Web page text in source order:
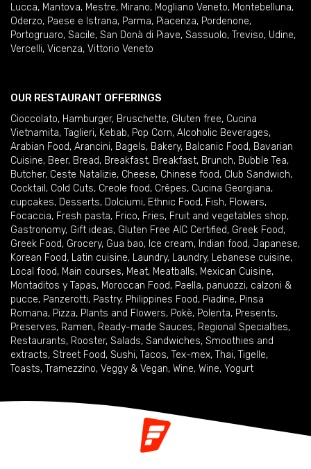
Lucca, Mantova, Mestre, Mirano, Mogliano Veneto, Montebelluna,
Oderzo, Paese e Istrana, Parma, Piacenza, Pordenone,
Portogruaro, Sacile, San Donà di Piave, Sassuolo, Treviso, Udine,
Vercelli, Vicenza, Vittorio Veneto
OUR RESTAURANT OFFERINGS
Cioccolato, Hamburger, Bruschette, Gluten free, Cucina
Vietnamita, Taglieri, Kebab, Pop Corn, Alcoholic Beverages,
Arabian Food, Arancini, Bagels, Bakery, Balcanic Food, Bavarian
Cuisine, Beer, Bread, Breakfast, Breakfast, Brunch, Bubble Tea,
Butcher, Ceste Natalizie, Cheese, Chinese food, Club Sandwich,
Cocktail , Cold Cuts, Creole food, Crêpes, Cucina Georgiana,
cupcakes, Desserts, Dolciumi, Ethnic Food, Fish, Flowers,
Focaccia, Fresh pasta, Frico, Fries, Fruit and vegetables shop,
Gastronomy, Gift ideas, Gluten Free AIC Certified, Greek Food,
Greek Food, Grocery, Gua bao, Ice cream, Indian food, Japanese,
Korean Food, Latin cuisine, Laundry, Laundry, Lebanese cuisine,
Local food, Main courses, Meat, Meatballs, Mexican Cuisine,
Montaditos y Tapas, Moroccan Food, Paella, panuozzi, calzoni &
pucce, Panzerotti, Pastry, Philippines Food, Piadine, Pinsa
Romana, Pizza, Plants and Flowers, Pokè, Polenta, Presents,
Preserves, Ramen, Ready-made Sauces, Regional Specialties,
Restaurants, Rooster, Salads, Sandwiches, Smoothies and
extracts, Street Food, Sushi, Tacos, Tex-mex, Thai, Tigelle,
Toasts, Tramezzino, Veggy & Vegan, Wine, Wine, Yogurt